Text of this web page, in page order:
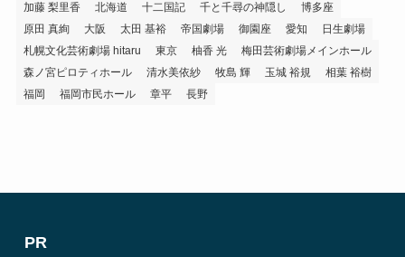
加藤 梨里香
北海道 十二国記 千と千尋の神隠し
博多座
原田 真絢
大阪 太田 基裕 帝国劇場 御園座 愛知
日生劇場
札幌文化芸術劇場 hitaru
東京 柚香 光
梅田芸術劇場メインホール
森ノ宮ピロティホール
清水美依紗 牧島 輝 玉城 裕規
相葉 裕樹
福岡
福岡市民ホール 章平 長野
PR